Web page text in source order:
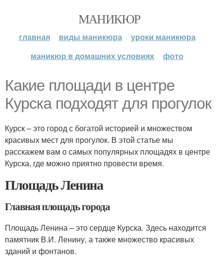
МАНИКЮР
главная виды маникюра
уроки маникюра
маникюр в домашних условиях
фото
Какие площади в центре
Курска подходят для прогулок
Курск – это город с богатой историей и множеством
красивых мест для прогулок. В этой статье мы
расскажем вам о самых популярных площадях в центре
Курска, где можно приятно провести время.
Площадь Ленина
Главная площадь города
Площадь Ленина – это сердце Курска. Здесь находится
памятник В.И. Ленину, а также множество красивых
зданий и фонтанов.